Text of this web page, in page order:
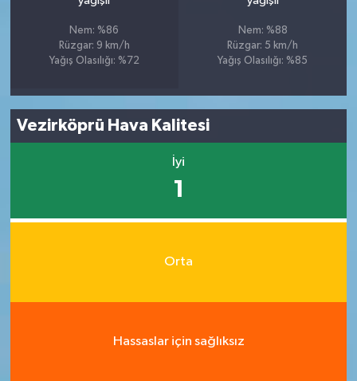
Nem: %86
Rüzgar: 9 km/h
Yağış Olasılığı: %72
Nem: %88
Rüzgar: 5 km/h
Yağış Olasılığı: %85
Vezirköprü Hava Kalitesi
İyi
1
Orta
Hassaslar için sağlıksız